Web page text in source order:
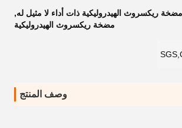
مضخة ريكسروث الهيدروليكية ذات أداء لا مثيل له,
مضخة ريكسروث الهيدروليكية
وصف المنتج